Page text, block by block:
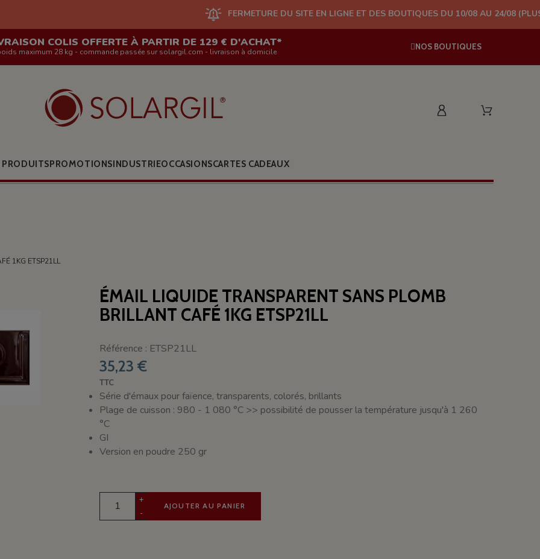
FERMETURE DU SITE EN LIGNE ET DES BOUTIQUES DU 10/08 AU 24/08 (PLUS
COLIS OFFERTE À PARTIR DE 129 € D'ACHAT*
maximum 28 kg - commande passée sur solargil.com - livraison à domicile
NOS BOUTIQUES
PRODUITSPROMOTIONSINDUSTRIEOCCASIONSCARTES CADEAUX
1KG ETSP21LL
ÉMAIL LIQUIDE TRANSPARENT SANS PLOMB
BRILLANT CAFÉ 1KG ETSP21LL
Référence : ETSP21LL
35,23 €
TTC
Série d'émaux pour faïence, transparents, colorés, brillants
Plage de cuisson : 980 - 1 080 °C >> possibilité de pousser la température jusqu'à 1 260
°C
GI
Version en poudre 250 gr
+
-
AJOUTER AU PANIER